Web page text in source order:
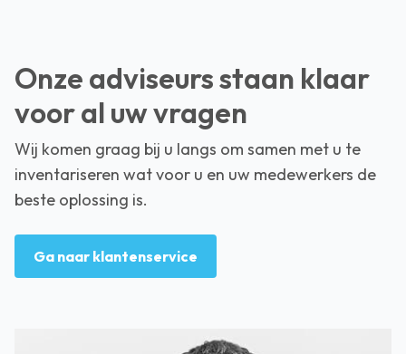
Onze adviseurs staan klaar
voor al uw vragen
Wij komen graag bij u langs om samen met u te
inventariseren wat voor u en uw medewerkers de
beste oplossing is.
Ga naar klantenservice